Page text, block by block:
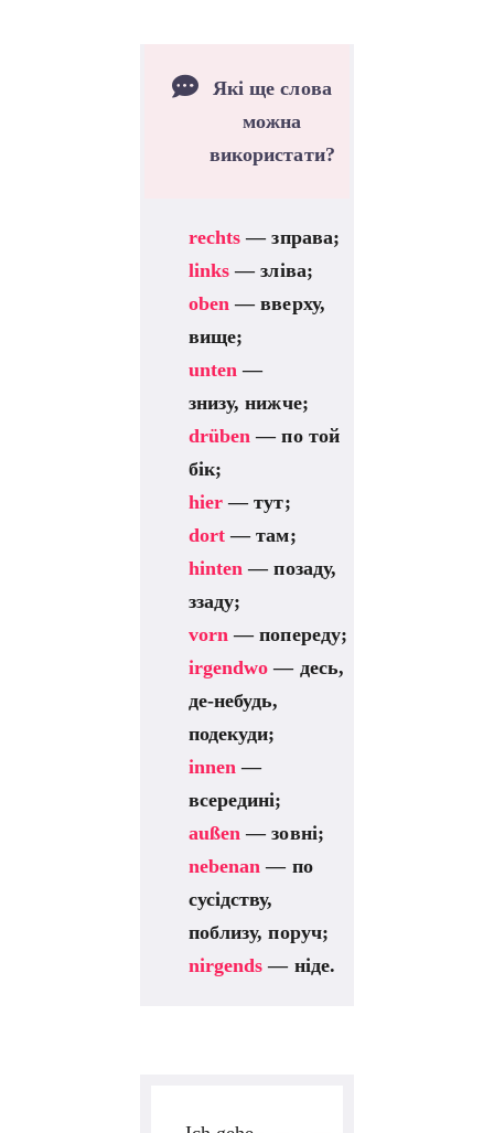
Які ще слова
можна
використати?
rechts — зправа;
links — зліва;
oben — вверху,
вище;
unten —
знизу, нижче;
drüben — по той
бік;
hier— тут;
dort— там;
hinten — позаду,
ззаду;
vorn — попереду;
irgendwo — десь,
де-небудь,
подекуди;
innen —
всередині;
außen — зовні;
nebenan — по
сусідству,
поблизу, поруч;
nirgends — ніде.